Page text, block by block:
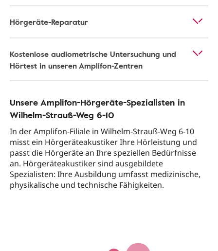
Hörgeräte-Reparatur
Kostenlose audiometrische Untersuchung und
Hörtest in unseren Amplifon-Zentren
Unsere Amplifon-Hörgeräte-Spezialisten in
Wilhelm-Strauß-Weg 6-10
In der Amplifon-Filiale in Wilhelm-Strauß-Weg 6-10
misst ein Hörgeräteakustiker Ihre Hörleistung und
passt die Hörgeräte an Ihre speziellen Bedürfnisse
an. Hörgeräteakustiker sind ausgebildete
Spezialisten: Ihre Ausbildung umfasst medizinische,
physikalische und technische Fähigkeiten.